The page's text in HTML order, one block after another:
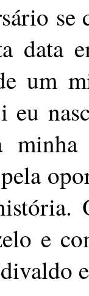
se
data
um
eu
e